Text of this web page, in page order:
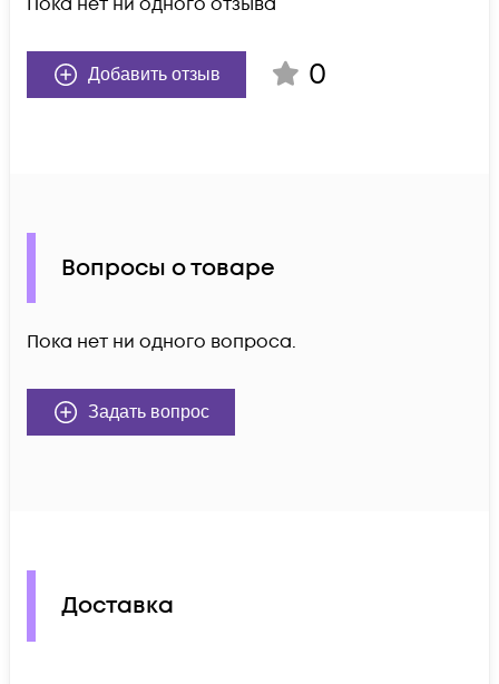
Добавить отзыв 0
Вопросы о товаре
Пока нет ни одного вопроса.
Задать вопрос
Доставка